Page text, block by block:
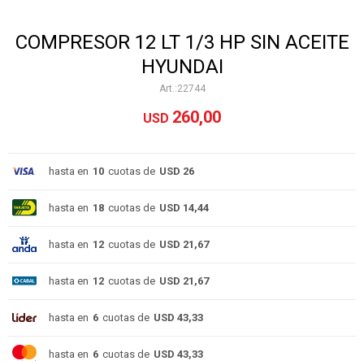
COMPRESOR 12 LT 1/3 HP SIN ACEITE
HYUNDAI
22744
USD 260,00
hasta en 10 cuotas de USD 26
hasta en 18 cuotas de USD 14,44
hasta en 12 cuotas de USD 21,67
hasta en 12 cuotas de USD 21,67
hasta en 6 cuotas de USD 43,33
hasta en 6 cuotas de USD 43,33